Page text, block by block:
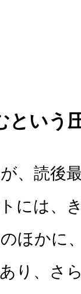
という
、読後
には、
ほかに
り、さ